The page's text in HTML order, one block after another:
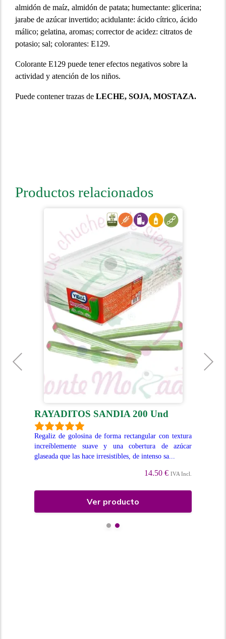
almidón de maíz, almidón de patata; humectante: glicerina;
jarabe de azúcar invertido; acidulante: ácido cítrico, ácido
málico; gelatina, aromas; corrector de acidez: citratos de
potasio; sal; colorantes: E129.
Colorante E129 puede tener efectos negativos sobre la
actividad y atención de los niños.
Puede contener trazas de LECHE, SOJA, MOSTAZA.
Productos relacionados
RAYADITOS SANDIA 200 Und
Regaliz de golosina de forma rectangular con textura
increíblemente suave y una cobertura de azúcar
glaseada que las hace irresistibles, de intenso sa...
14.50 € IVA Incl.
Ver producto